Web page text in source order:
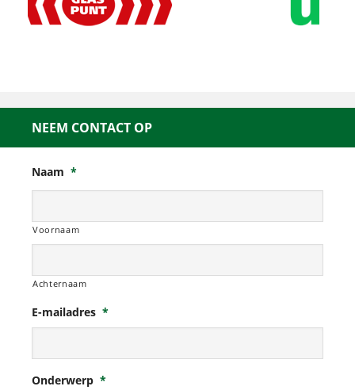
NEEM CONTACT OP
Naam *
Voornaam
Achternaam
E-mailadres *
Onderwerp *